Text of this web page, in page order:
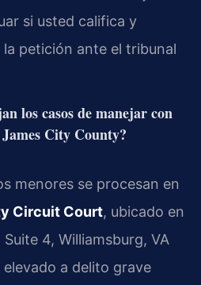
si usted califica y
petición ante el tribunal
los casos de manejar con
City County?
menores se procesan en
Circuit Court, ubicado en
4, Williamsburg, VA
elevado a delito grave